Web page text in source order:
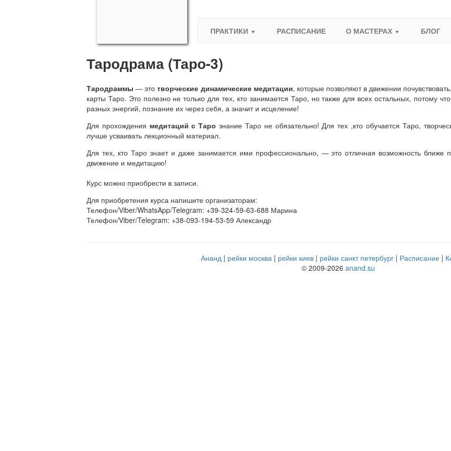
ПРАКТИКИ
РАСПИСАНИЕ О МАСТЕРАХ БЛОГ
Тародрама (Таро-3)
Тародраммы — этотворческие динамические медитации, которые позволяют в движении
карты Таро. Это полезно не только для тех, кто занимается Таро, но также для всех остальных, потому
разных энергий, познание их через себя, а значит и исцеление!
Для прохождения медитаций с Тарознание Таро не обязательно! Для тех ,кто обучается Таро,
лучше усваивать лекционный материал.
Для тех, кто Таро знает и даже занимается ими профессионально, — это отличная возможность ближе
движение и медитацию!
Курс можно приобрести в записи.
Для приобретения курса напишите организаторам:
Телефон/Viber/WhatsApp/Telegram: +39-324-59-63-688 Марина
Телефон/Viber/Telegram: +38-093-194-53-59 Александр
Ананд рейки москва рейки киев рейки санкт петербург Расписание
© 2009-2026 anand.su